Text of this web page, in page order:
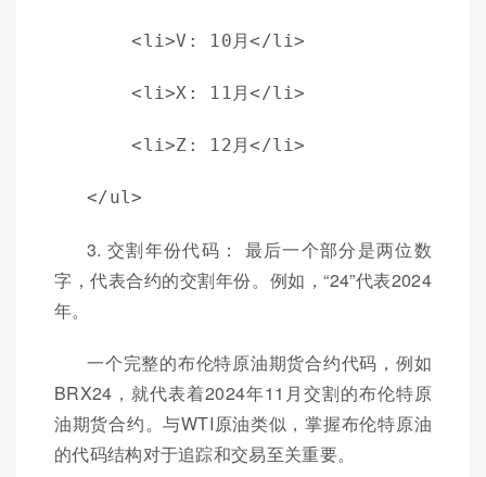
    <li>V: 10月</li>
    <li>X: 11月</li>
    <li>Z: 12月</li>
</ul>
3. 交割年份代码： 最后一个部分是两位数
字，代表合约的交割年份。例如，“24”代表2024
年。
一个完整的布伦特原油期货合约代码，例如
BRX24，就代表着2024年11月交割的布伦特原
油期货合约。与WTI原油类似，掌握布伦特原油
的代码结构对于追踪和交易至关重要。